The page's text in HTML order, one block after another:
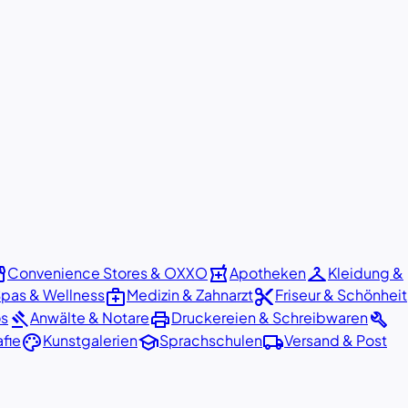
Convenience Stores & OXXOlocal_pharmacyApothekencheckroomKleidung &
& Wellnessmedical_servicesMedizin & Zahnarztcontent_cutFriseur & Schönheit
gavelAnwälte & NotareprintDruckereien & Schreibwarenbuild
paletteKunstgalerienschoolSprachschulenlocal_shippingVersand & Post